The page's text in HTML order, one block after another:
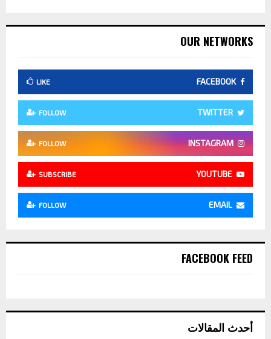
OUR NETWORKS
FACEBOOK
LIKE
TWITTER
FOLLOW
INSTAGRAM
FOLLOW
YOUTUBE
SUBSCRIBE
EMAIL
FOLLOW
FACEBOOK FEED
أحدث المقالات